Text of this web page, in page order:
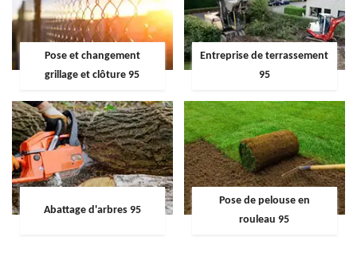
Pose et changement
grillage et clôture 95
Entreprise de terrassement
95
Abattage d'arbres 95
Pose de pelouse en
rouleau 95